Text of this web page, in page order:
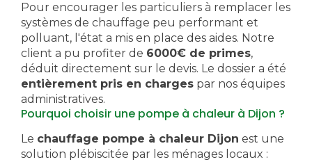
Pour encourager les particuliers à remplacer les
systèmes de chauffage peu performant et
polluant, l'état a mis en place des aides. Notre
client a pu profiter de 6000€ de primes,
déduit directement sur le devis. Le dossier a été
entièrement pris en charges par nos équipes
administratives.
Pourquoi choisir une pompe à chaleur à Dijon ?
Le chauffage pompe à chaleur Dijon est une
solution plébiscitée par les ménages locaux :